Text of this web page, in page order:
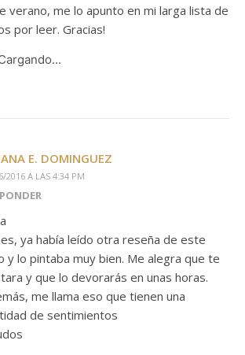
verano, me lo apunto en mi larga lista de
por leer. Gracias!
E. DOMINGUEZ
2016 A LAS 4:34 PM
ya había leído otra reseña de este
y lo pintaba muy bien. Me alegra que te
y que lo devorarás en unas horas.
me llama eso que tienen una
de sentimientos